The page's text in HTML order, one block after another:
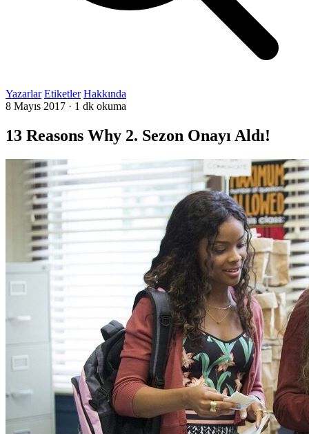
Yazarlar Etiketler Hakkında
8 Mayıs 2017 · 1 dk okuma
13 Reasons Why 2. Sezon Onayı Aldı!